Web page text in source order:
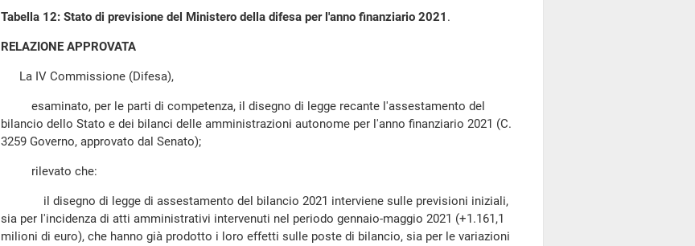
Tabella 12: Stato di previsione del Ministero della difesa per l'anno finanziario 2021 .
RELAZIONE APPROVATA
La IV Commissione (Difesa),
esaminato, per le parti di competenza, il disegno di legge recante l'assestamento del
bilancio dello Stato e dei bilanci delle amministrazioni autonome per l'anno finanziario 2021 (C.
3259 Governo, approvato dal Senato);
rilevato che:
il disegno di legge di assestamento del bilancio 2021 interviene sulle previsioni iniziali,
sia per l'incidenza di atti amministrativi intervenuti nel periodo gennaio-maggio 2021 (+1.161,1
milioni di euro), che hanno già prodotto i loro effetti sulle poste di bilancio, sia per le variazioni